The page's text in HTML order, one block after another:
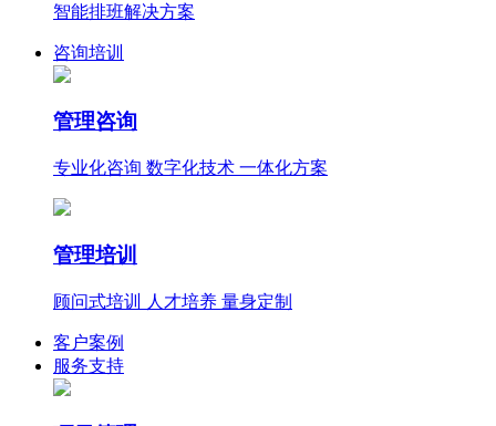
智能排班解决方案
咨询培训
管理咨询
专业化咨询 数字化技术 一体化方案
管理培训
顾问式培训 人才培养 量身定制
客户案例
服务支持